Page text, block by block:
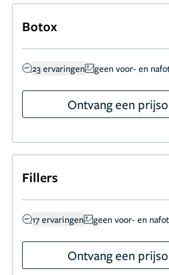
Botox
23 ervaringen geen voor- en
Ontvang een
Fillers
17 ervaringen geen voor- en
Ontvang een